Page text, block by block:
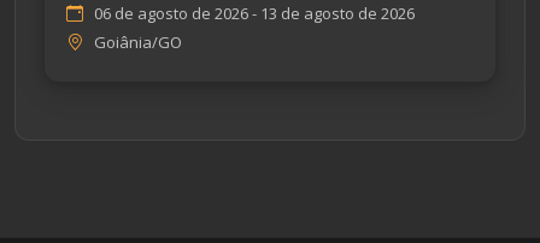
06 de agosto de 2026 - 13 de agosto de 2026
Goiânia/GO